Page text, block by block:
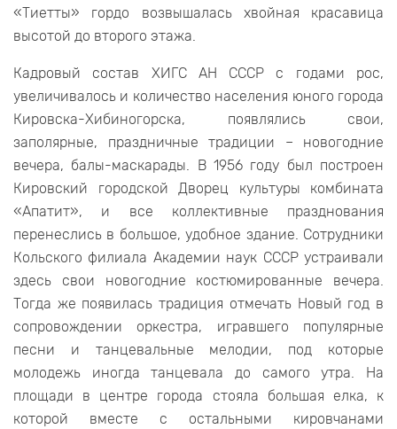
«Тиетты» гордо возвышалась хвойная красавица
высотой до второго этажа.
Кадровый состав ХИГС АН СССР с годами рос,
увеличивалось и количество населения юного города
Кировска-Хибиногорска, появлялись свои,
заполярные, праздничные традиции – новогодние
вечера, балы-маскарады. В 1956 году был построен
Кировский городской Дворец культуры комбината
«Апатит», и все коллективные празднования
перенеслись в большое, удобное здание. Сотрудники
Кольского филиала Академии наук СССР устраивали
здесь свои новогодние костюмированные вечера.
Тогда же появилась традиция отмечать Новый год в
сопровождении оркестра, игравшего популярные
песни и танцевальные мелодии, под которые
молодежь иногда танцевала до самого утра. На
площади в центре города стояла большая елка, к
которой вместе с остальными кировчанами